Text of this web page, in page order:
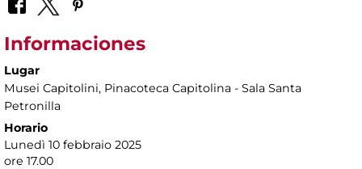
Informaciones
Lugar
Musei Capitolini, Pinacoteca Capitolina - Sala Santa
Petronilla
Horario
Lunedì 10 febbraio 2025
ore 17.00